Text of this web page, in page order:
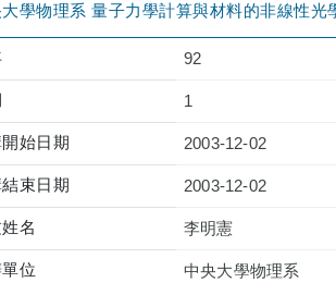
學物理系 量子力學計算與材料的非線性光
92
1
始日期 2003-12-02
束日期 2003-12-02
名 李明憲
位 中央大學物理系